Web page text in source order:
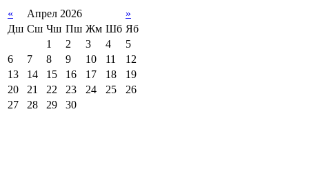
« Апрел 2026
»
Дш Сш Чш Пш Жм Шб Яб
1
2 3 4
5
6
7 8 9 10 11
12
13
14 15 16 17 18
19
20
21 22 23 24 25
26
27
28 29 30